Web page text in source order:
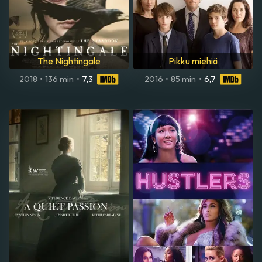
The Nightingale
2018 • 136 min • 7,3
Pikku miehiä
2016 • 85 min • 6,7